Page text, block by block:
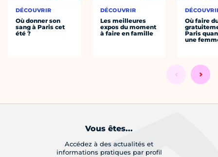
DÉCOUVRIR
Où donner son
sang à Paris cet
été ?
DÉCOUVRIR
Les meilleures
expos du moment
à faire en famille
Où faire
Paris
une
Vous êtes...
Accédez à des actualités et
informations pratiques par profil